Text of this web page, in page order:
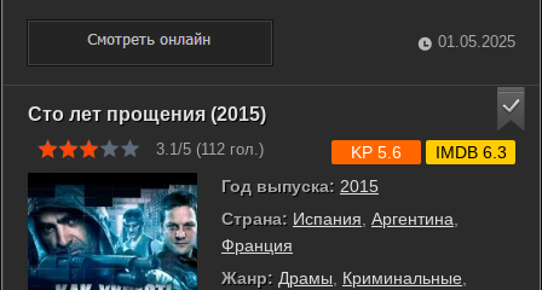
карьера стоила ей общения с дочерью. Женщины не
виделись много лет, но однажды Ингрид узнаёт от знакомой,
что Марта находится в больнице и ...
01.05.2025
Сто лет прощения (2015)
3.1/5 (112 гол.)
Год выпуска: 2015
Страна: Испания Аргентина
Франция
Жанр: Драмы Криминальные
KP 5.6 IMDB 6.3